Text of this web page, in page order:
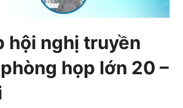
hội nghị truyền
họp lớn 20 –